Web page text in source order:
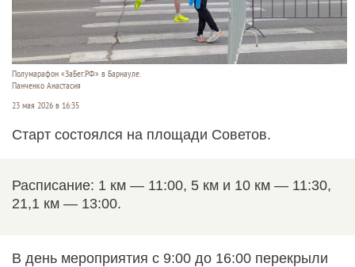
Полумарафон «ЗаБег.РФ» в Барнауле.
Панченко Анастасия
23 мая 2026 в 16:35
Старт состоялся на площади Советов.
Расписание: 1 км — 11:00, 5 км и 10 км — 11:30,
21,1 км — 13:00.
В день мероприятия с 9:00 до 16:00 перекрыли